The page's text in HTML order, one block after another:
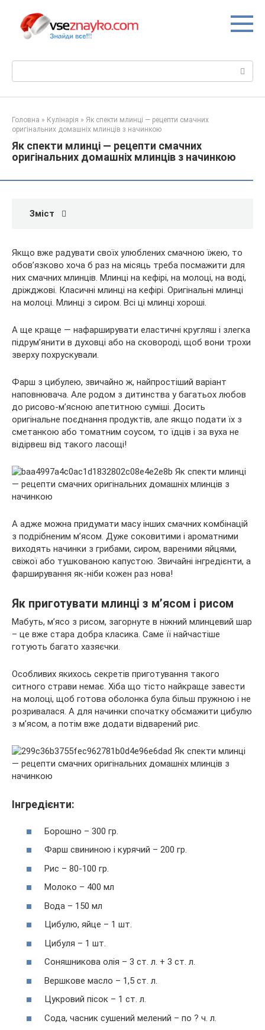
вмісту
Головна » Кулінарія » Як спекти млинці — рецепти смачних
оригінальних домашніх млинців з начинкою
Як спекти млинці — рецепти смачних
оригінальних домашніх млинців з начинкою
Зміст
Якщо вже радувати своїх улюблених смачною їжею, то
обов’язково хоча б раз на місяць треба посмажити для
них смачних млинців. Млинці на кефірі, на молоці, на воді,
дріжджові. Класичні млинці на кефірі. Оригінальні млинці
на молоці. Млинці з сиром. Всі ці млинці хороші.
А ще краще — нафарширувати еластичні кругляш і злегка
підрум’янити в духовці або на сковороді, щоб вони трохи
зверху похрускували.
Фарш з цибулею, звичайно ж, найпростіший варіант
наповнювача. Але родом з дитинства у багатьох любов
до рисово-м’ясною апетитною суміші. Досить
оригінальне поєднання продуктів, але якщо подати їх з
сметанкою або томатним соусом, то їдців і за вуха не
відірвеш від такого ласощі!
А адже можна придумати масу інших смачних комбінацій
з подрібненим м’ясом. Дуже соковитими і ароматними
виходять начинки з грибами, сиром, вареними яйцями,
свіжої або тушкованою капустою. Звичайні інгредієнти, а
фарширування як-ніби кожен раз нова!
Як приготувати млинці з м’ясом і рисом
Мабуть, м’ясо з рисом, загорнуте в ніжний млинцевий шар
– це вже стара добра класика. Саме її найчастіше
готують багато хазяєчки.
Особливих якихось секретів приготування такого
ситного страви немає. Хіба що тісто найкраще завести
на молоці, щоб готова оболонка була більш пружною і не
розривалася. А для начинки спочатку обсмажити цибулю
з м’ясом, а потім вже додати відварений рис.
Інгредієнти:
Борошно – 300 гр.
Фарш свининою і курячий – 200 гр.
Рис – 80-100 гр.
Молоко – 400 мл
Вода – 150 мл
Цибулю, яйце – 1 шт.
Цибуля – 1 шт.
Соняшникова олія – 3 ст. л. + 3 ст. л.
Вершкове масло – 1,5 ст. л.
Цукровий пісок – 1 ст. л.
Сода, часник сушений мелений – по ? ч. л.